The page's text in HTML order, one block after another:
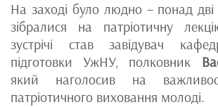
На заході було людно – понад дві
зібралися на патріотичну
зустрічі став завідувач
підготовки УжНУ, полковник
який наголосив на
патріотичного виховання молоді.